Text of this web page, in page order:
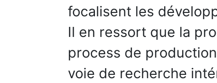
focalisent les
Il en ressort que la
process de
voie de recherche